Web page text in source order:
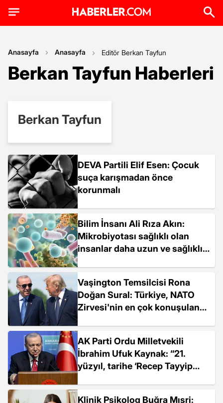
Anasayfa Anasayfa Editör Berkan Tayfun
Berkan Tayfun Haberleri
Berkan Tayfun
DEVA Partili Elif Esen: Çocuk
suça karışmadan önce
korunmalı
Bilim İnsanı Ali Rıza Akın:
Mikrobiyotası sağlıklı olan
insanlar daha uzun ve sağlıklı
Vaşington Temsilcisi Rona
Doğan Sural: Türkiye, NATO
Zirvesi'nin en çok konuşulan
AK Parti Ordu Milletvekili
İbrahim Ufuk Kaynak: “21.
yüzyıl, tarihe ‘Recep Tayyip
Klinik Psikolog Buğra Mısri: